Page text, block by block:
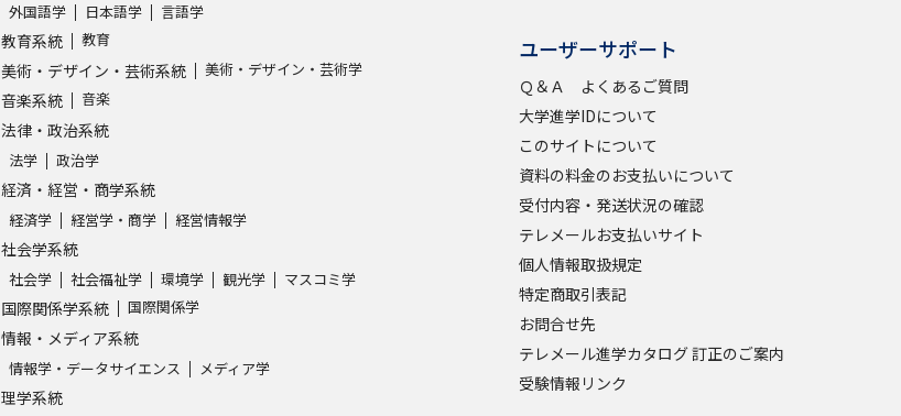
Ｑ＆Ａ よくあるご質問
このサイトについて
資料の料金の
受付内容・発送状況の確認 テレメールお支払いサイト
個人情報取扱規定
テレメール進学カタログ訂正のご案内
受験情報リンク
外国語学 日本語学 言語学
教育系統 教育
美術・デザイン・芸術系統 美術・デザイン・芸術学
音楽系統 音楽
法律・政治系統
法学 政治学
経済・経営・商学系統
経済学 経営学・商学 経営情報学
社会学系統
社会学 社会福祉学 環境学 観光学 マスコミ学
国際関係学系統 国際関係学
情報・メディア系統
情報学・データサイエンス メディア学
理学系統
ユーザーサポート
Ｑ＆Ａ よくあるご質問
大学進学IDについて
このサイトについて
資料の料金のお支払いについて
受付内容・発送状況の確認
テレメールお支払いサイト
個人情報取扱規定
特定商取引表記
お問合せ先
テレメール進学カタログ 訂正のご案内
受験情報リンク